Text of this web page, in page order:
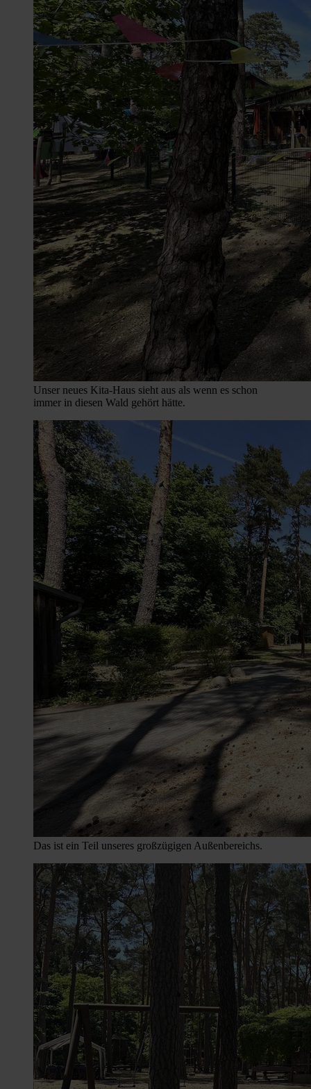
Unser neues Kita-Haus sieht aus als wenn es schon
immer in diesen Wald gehört hätte.
Das ist ein Teil unseres großzügigen Außenbereichs.